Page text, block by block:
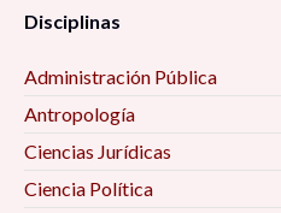
Disciplinas
Administración Pública
Antropología
Ciencias Jurídicas
Ciencia Política